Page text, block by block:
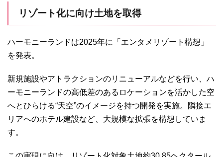
リゾート化に向け土地を取得
ハーモニーランドは2025年に「エンタメリゾート構想」
を発表。
新規施設やアトラクションのリニューアルなどを行い、ハ
ーモニーランドの高低差のあるロケーションを活かした空
へとひらける“天空”のイメージを持つ開発を実施。隣接エ
リアへのホテル建設など、大規模な拡張を構想していま
す。